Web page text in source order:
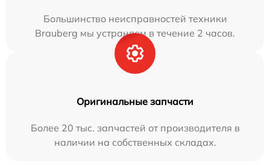
Большинство неисправностей техники
Brauberg мы устраняем в течение 2 часов.
Оригинальные запчасти
Более 20 тыс. запчастей от производителя в
наличии на собственных складах.